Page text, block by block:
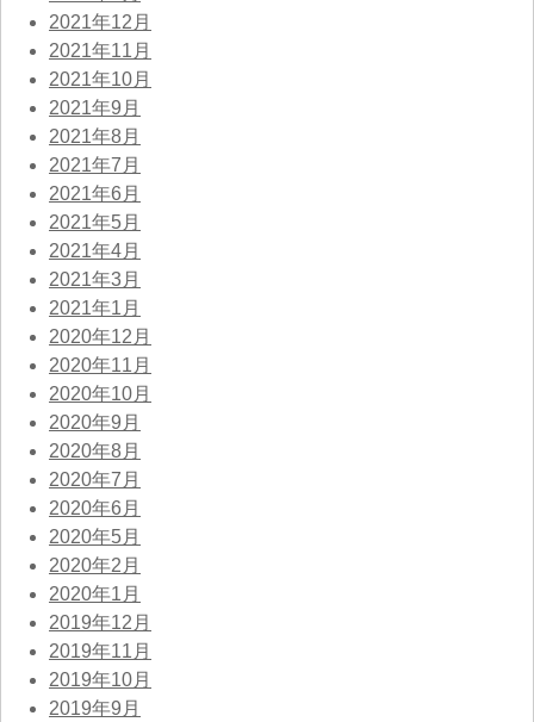
2021年12月
2021年11月
2021年10月
2021年9月
2021年8月
2021年7月
2021年6月
2021年5月
2021年4月
2021年3月
2021年1月
2020年12月
2020年11月
2020年10月
2020年9月
2020年8月
2020年7月
2020年6月
2020年5月
2020年2月
2020年1月
2019年12月
2019年11月
2019年10月
2019年9月